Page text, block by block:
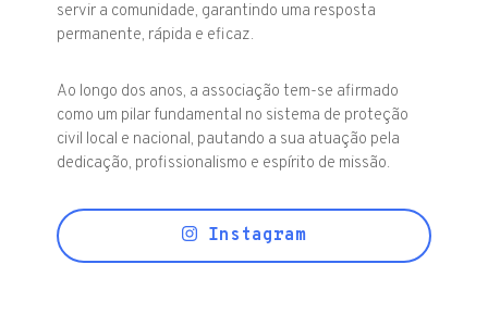
servir a comunidade, garantindo uma resposta
permanente, rápida e eficaz.
Ao longo dos anos, a associação tem-se afirmado
como um pilar fundamental no sistema de proteção
civil local e nacional, pautando a sua atuação pela
dedicação, profissionalismo e espírito de missão.
Instagram